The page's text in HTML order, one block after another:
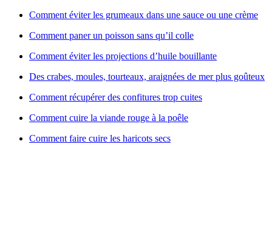
Comment éviter les grumeaux dans une sauce ou une crème
Comment paner un poisson sans qu’il colle
Comment éviter les projections d’huile bouillante
Des crabes, moules, tourteaux, araignées de mer plus goûteux
Comment récupérer des confitures trop cuites
Comment cuire la viande rouge à la poêle
Comment faire cuire les haricots secs